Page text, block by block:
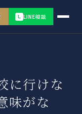
L LINE相談
に行けな
味がな